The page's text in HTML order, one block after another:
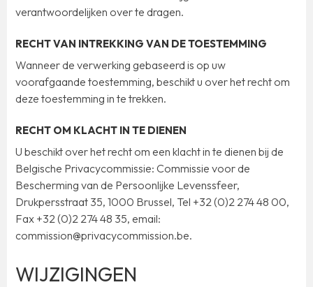
verantwoordelijken over te dragen.
RECHT VAN INTREKKING VAN DE TOESTEMMING
Wanneer de verwerking gebaseerd is op uw
voorafgaande toestemming, beschikt u over het recht om
deze toestemming in te trekken.
RECHT OM KLACHT IN TE DIENEN
U beschikt over het recht om een klacht in te dienen bij de
Belgische Privacycommissie: Commissie voor de
Bescherming van de Persoonlijke Levenssfeer,
Drukpersstraat 35, 1000 Brussel, Tel +32 (0)2 274 48 00,
Fax +32 (0)2 274 48 35, email:
commission@privacycommission.be.
WIJZIGINGEN